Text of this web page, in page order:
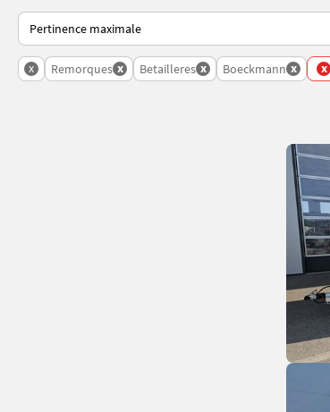
Voici comment les annonces sont triées sur
x Remorques x Betailleres x Boeckmann x x